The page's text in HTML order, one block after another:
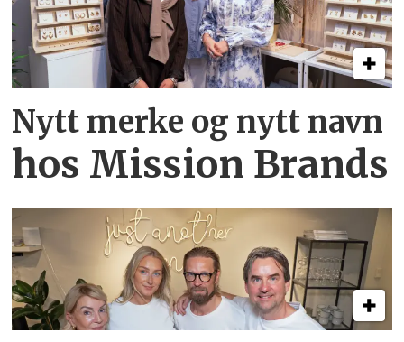
Nytt merke og nytt navn
hos Mission Brands